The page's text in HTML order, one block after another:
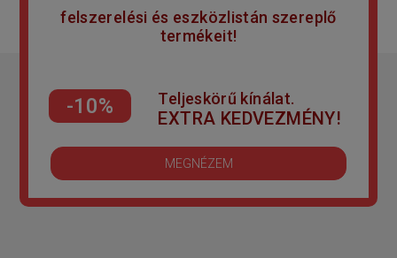
felszerelési és eszközlistán szereplő
termékeit!
-10% Teljeskörű kínálat.
EXTRA KEDVEZMÉNY!
MEGNÉZEM